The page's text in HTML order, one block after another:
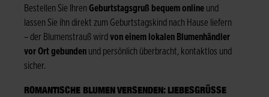
Bestellen Sie Ihren Geburtstagsgruß bequem online und
lassen Sie ihn direkt zum Geburtstagskind nach Hause liefern
– der Blumenstrauß wird von einem lokalen Blumenhändler
vor Ort gebunden und persönlich überbracht, kontaktlos und
sicher.
ROMANTISCHE BLUMEN VERSENDEN: LIEBESGRÜSSE V